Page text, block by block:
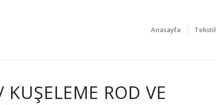
Anasayfa Tekstil
KUŞELEME ROD VE